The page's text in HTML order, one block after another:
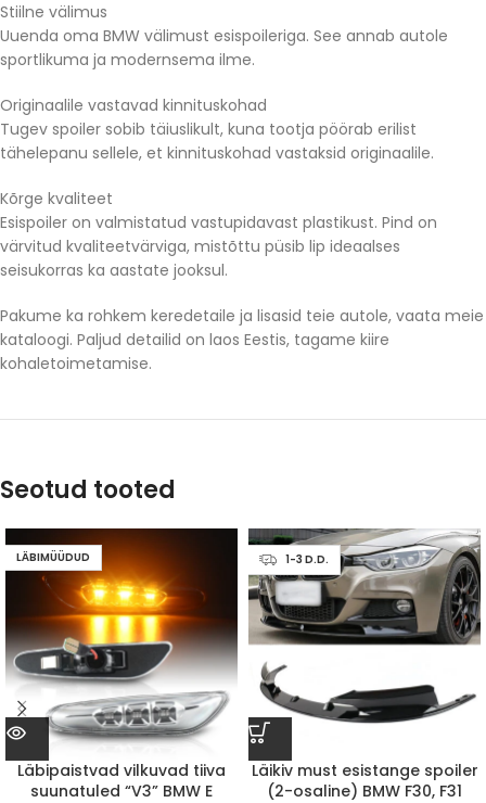
Stiilne välimus
Uuenda oma BMW välimust esispoileriga. See annab autole
sportlikuma ja modernsema ilme.
Originaalile vastavad kinnituskohad
Tugev spoiler sobib täiuslikult, kuna tootja pöörab erilist
tähelepanu sellele, et kinnituskohad vastaksid originaalile.
Kõrge kvaliteet
Esispoiler on valmistatud vastupidavast plastikust. Pind on
värvitud kvaliteetvärviga, mistõttu püsib lip ideaalses
seisukorras ka aastate jooksul.
Pakume ka rohkem keredetaile ja lisasid teie autole, vaata meie
kataloogi. Paljud detailid on laos Eestis, tagame kiire
kohaletoimetamise.
Seotud tooted
LÄBIMÜÜDUD
Läbipaistvad vilkuvad tiiva
suunatuled “V3” BMW E
1-3 D.D.
Läikiv must esistange spoiler
(2-osaline) BMW F30, F31